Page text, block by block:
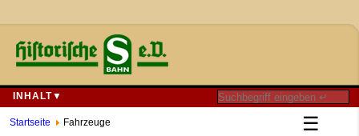
INHALT▼
☰
Startseite Fahrzeuge